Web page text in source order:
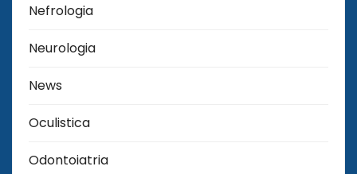
Nefrologia
Neurologia
News
Oculistica
Odontoiatria